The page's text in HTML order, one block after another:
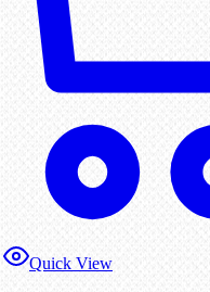
Quick View